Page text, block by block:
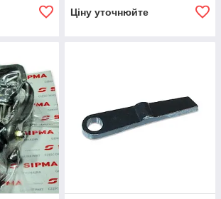
Ціну уточнюйте